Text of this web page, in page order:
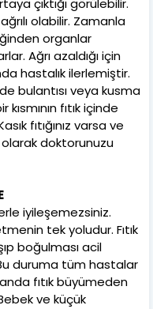
olabilir. Zamanla
organlar
Ağrı azaldığı için
hastalık ilerlemiştir.
bulantısı veya kusma
fıtık içinde
fıtığınız varsa ve
doktorunuzu
iyileşemezsiniz.
tek yoludur. Fıtık
boğulması acil
duruma tüm hastalar
fıtık büyümeden
ve küçük